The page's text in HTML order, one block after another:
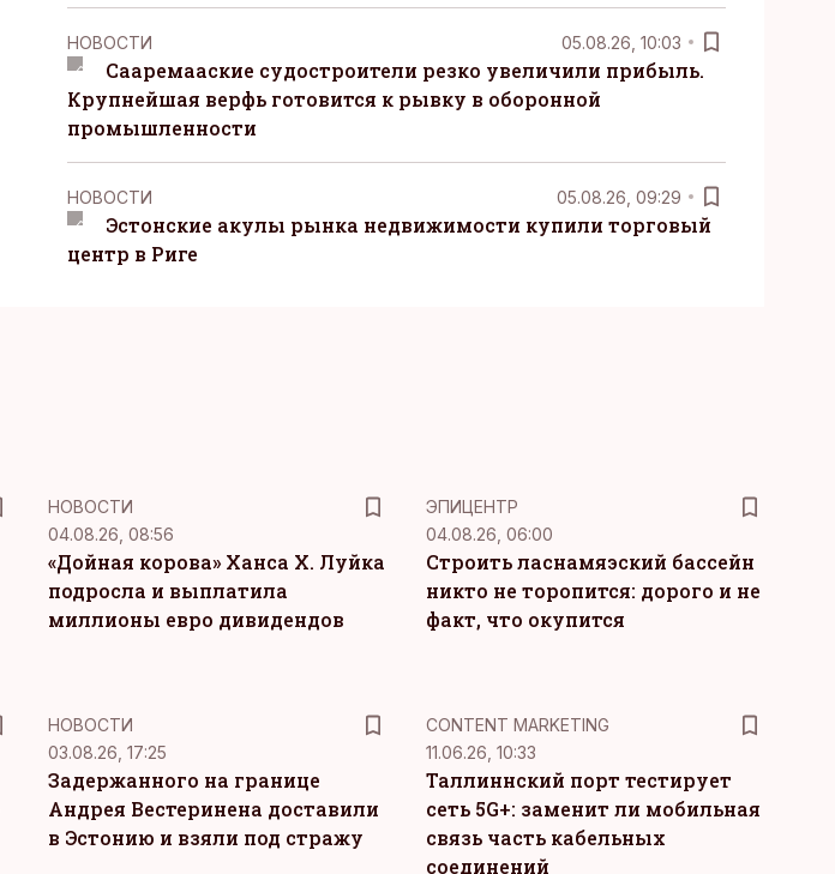
НОВОСТИ 05.08.26, 10:03
Сааремааские судостроители резко увеличили прибыль.
Крупнейшая верфь готовится к рывку в оборонной
промышленности
НОВОСТИ 05.08.26, 09:29
Эстонские акулы рынка недвижимости купили торговый
центр в Риге
НОВОСТИ
04.08.26, 08:56
«Дойная корова» Ханса Х. Луйка
подросла и выплатила
миллионы евро дивидендов
ЭПИЦЕНТР
04.08.26, 06:00
Строить ласнамяэский бассейн
никто не торопится: дорого и не
факт, что окупится
НОВОСТИ
03.08.26, 17:25
Задержанного на границе
Андрея Вестеринена доставили
в Эстонию и взяли под стражу
KM
CONTENT MARKETING
11.06.26, 10:33
Таллиннский порт тестирует
сеть 5G+: заменит ли мобильная
связь часть кабельных
соединений